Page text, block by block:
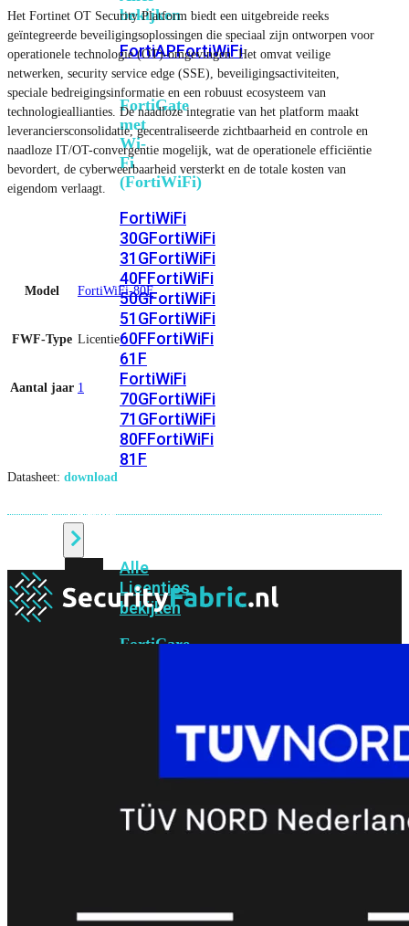
bekijken
FortiAPFortiWiFi
FortiGate
met
Wi-
Fi
(FortiWiFi)
FortiWiFi
30GFortiWiFi
31GFortiWiFi
40FFortiWiFi
50GFortiWiFi
51GFortiWiFi
60FFortiWiFi
61F
FortiWiFi
70GFortiWiFi
71GFortiWiFi
80FFortiWiFi
81F
Licentie
Alle
Licenties
bekijken
FortiCare
PremiumFortiCare
FortiCare
Upgrades
FortiCare
1
Het Fortinet OT Security Platform biedt een uitgebreide reeks
geïntegreerde beveiligingsoplossingen die speciaal zijn ontworpen voor
operationele technologie (OT)-omgevingen. Het omvat veilige
netwerken, security service edge (SSE), beveiligingsactiviteiten,
speciale bedreigingsinformatie en een robuust ecosysteem van
technologieallianties. De naadloze integratie van het platform maakt
leveranciersconsolidatie, gecentraliseerde zichtbaarheid en controle en
naadloze IT/OT-convergentie mogelijk, wat de operationele efficiëntie
bevordert, de cyberweerbaarheid versterkt en de totale kosten van
eigendom verlaagt.
Model FortiWiFi-80F
FWF-Type Licentie
Aantal jaar 1
Datasheet: download